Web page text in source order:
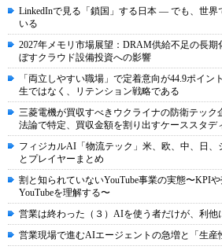
LinkedInで見る「鎖国」する日本 ― でも、世界
いる
2027年メモリ市場展望：DRAM供給不足の長期
ぼすクラウド設備投資への影響
「両立しやすい職場」で定着意向が44.9ポイ
生ではなく、リテンション戦略である
三菱電機が買収すべきウクライナの防衛テッ
法論で特定、買収金額を割り出すケーススタデ
フィジカルAI「物流テック」米、欧、中、日、
とプレイヤーまとめ
割と知られていないYouTube事業の実態〜KPI
YouTubeを理解する〜
営業は終わった（３）AIを使う者だけが、利他
営業現場で進むAIエージェントの急増と「生産